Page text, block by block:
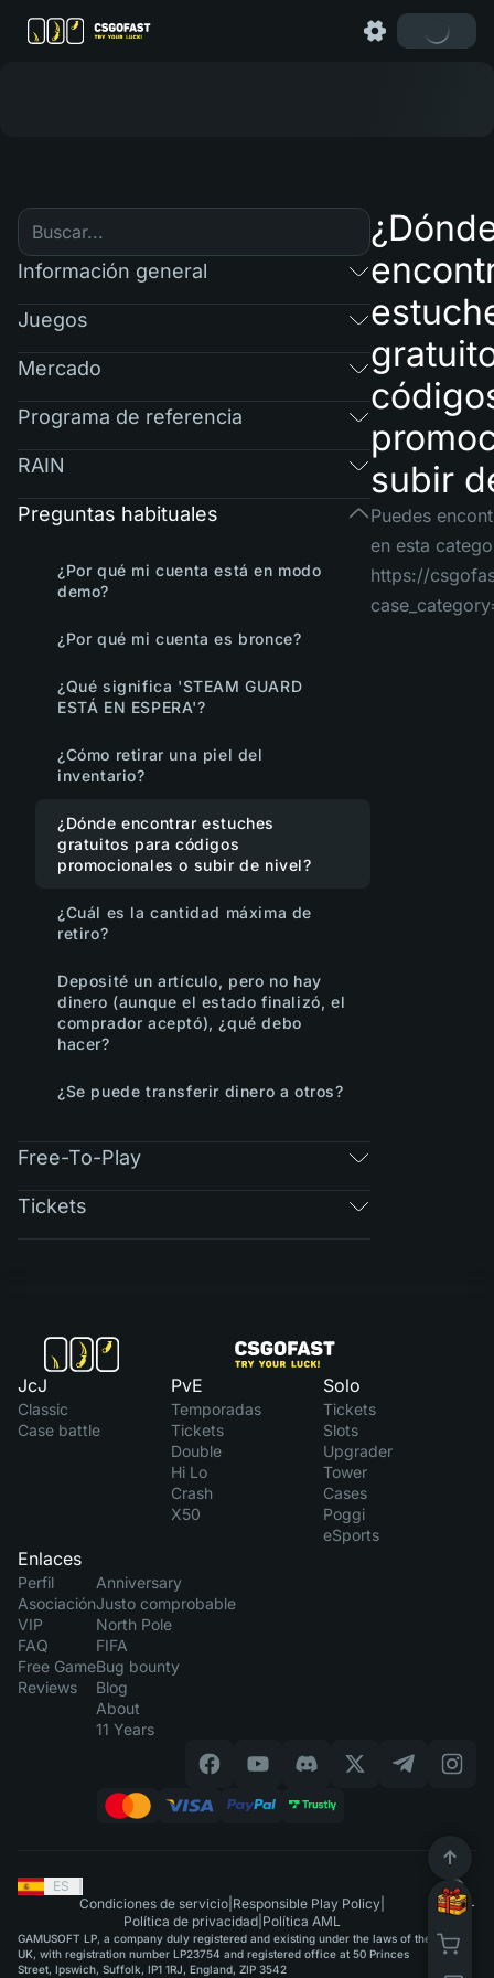
Información general
Juegos
Mercado
Programa de referencia
RAIN
Preguntas habituales
¿Por qué mi cuenta está en modo
demo?
¿Por qué mi cuenta es bronce?
¿Qué significa 'STEAM GUARD
ESTÁ EN ESPERA'?
¿Cómo retirar una piel del
inventario?
¿Dónde encontrar estuches
gratuitos para códigos
promocionales o subir de nivel?
¿Cuál es la cantidad máxima de
retiro?
Deposité un artículo, pero no hay
dinero (aunque el estado finalizó, el
comprador aceptó), ¿qué debo
hacer?
¿Se puede transferir dinero a otros?
Free-To-Play
Tickets
subir
Puedes
en esta
https://
JcJ
Classic
Case battle
PvE
Temporadas
Tickets
Double
Hi Lo
Crash
X50
Solo
Tickets
Slots
Upgrader
Tower
Cases
Poggi
eSports
Enlaces
Perfil
Asociación
VIP
FAQ
Free Game
Reviews
Anniversary
Justo comprobable
North Pole
FIFA
Bug bounty
Blog
About
11 Years
ES
Condiciones de servicio| Responsible Play Policy|
Política de privacidad| Política AML
GAMUSOFT LP, a company duly registered and existing under the laws of the
UK, with registration number LP23754 and registered office at 50 Princes
Street, Ipswich, Suffolk, IP1 1RJ, England, ZIP 3542